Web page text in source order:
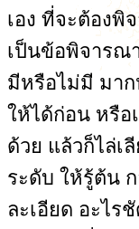
เอง ที่จะต้องพิ
เป็นข้อพิจารณ
มีหรือไม่มี มาก
ให้ได้ก่อน หรื
ด้วย แล้วก็ไล่เ
ระดับ ให้รู้ต้น
ละเอียด อะไร